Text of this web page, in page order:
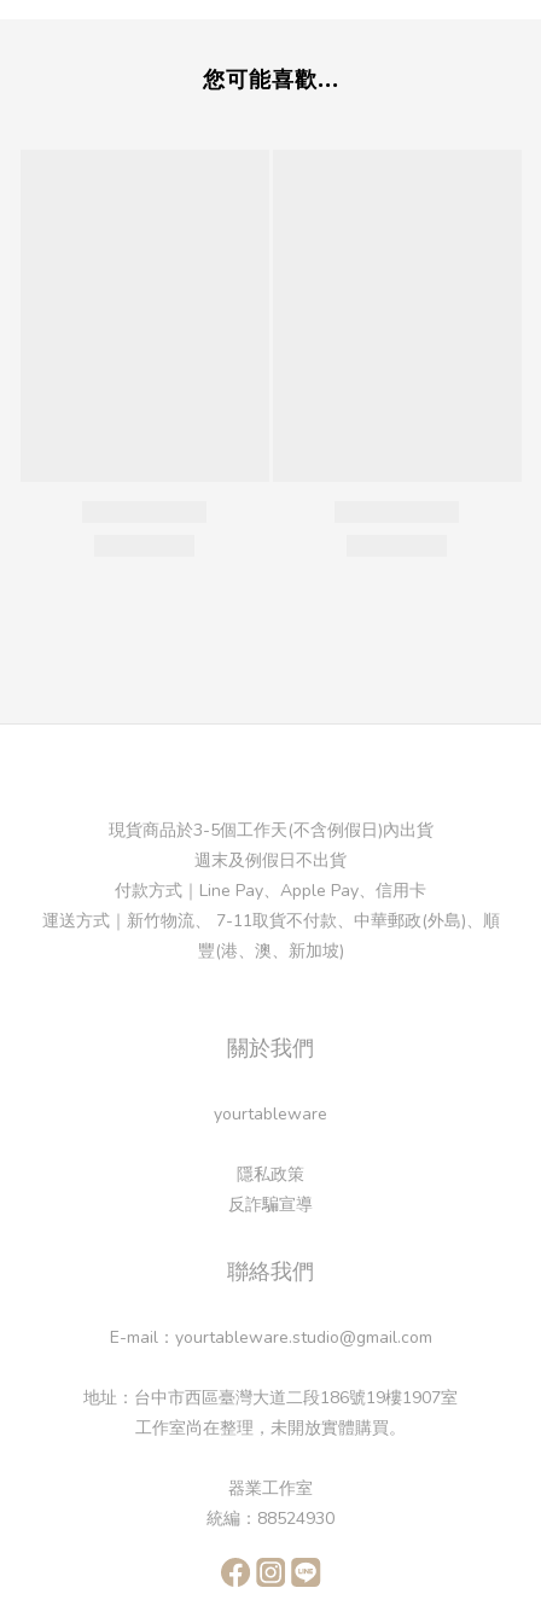
您可能喜歡...
現貨商品於3-5個工作天(不含例假日)內出貨
週末及例假日不出貨
付款方式｜Line Pay、Apple Pay、信用卡
運送方式｜新竹物流、 7-11取貨不付款、中華郵政(外島)、順
豐(港、澳、新加坡)
關於我們
yourtableware
隱私政策
反詐騙宣導
聯絡我們
E-mail：yourtableware.studio@gmail.com
地址：台中市西區臺灣大道二段186號19樓1907室
工作室尚在整理，未開放實體購買。
器業工作室
統編：88524930